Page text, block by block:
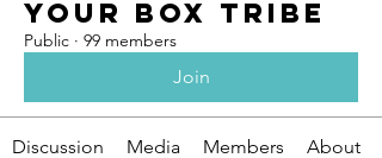
Your Box Tribe
Public · 99 members
Join
Discussion Media Members About